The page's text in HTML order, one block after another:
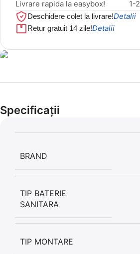
Livrare rapida la easybox! 1-
Deschidere colet la livrare!Detalii
Retur gratuit 14 zile!Detalii
Cel mai mic preț!
56,86 LEI
Specificații
BRAND
TIP BATERIE
SANITARA
TIP MONTARE